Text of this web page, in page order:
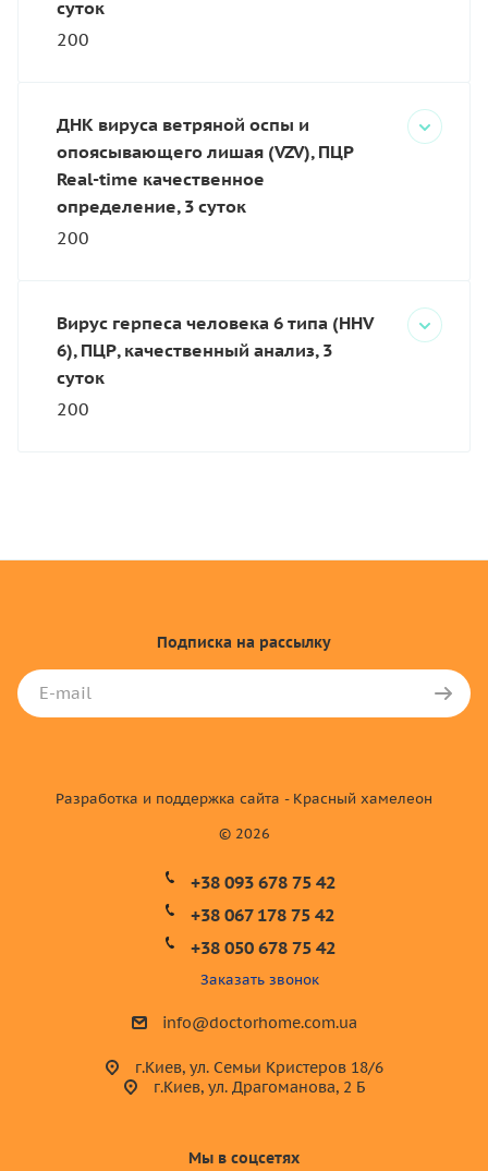
суток
200
ДНК вируса ветряной оспы и
опоясывающего лишая (VZV), ПЦР
Real-time качественное
определение, 3 суток
200
Вирус герпеса человека 6 типа (HHV
6), ПЦР, качественный анализ, 3
суток
200
Подписка на рассылку
© 2026
Разработка и поддержка сайта - Красный хамелеон
+38 093 678 75 42
+38 067 178 75 42
+38 050 678 75 42
Заказать звонок
info@doctorhome.com.ua
г.Киев, ул. Семьи Кристеров 18/6
г.Киев, ул. Драгоманова, 2 Б
Мы в соцсетях